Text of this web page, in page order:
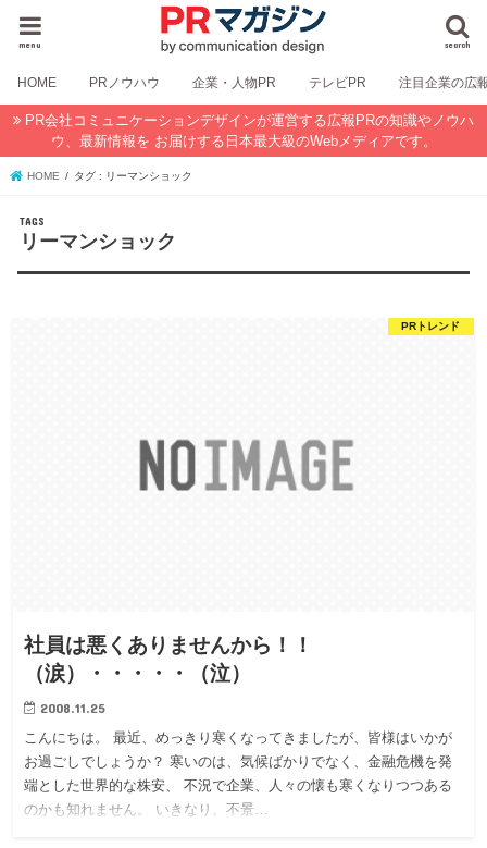
search
menu
HOME PRノウハウ 企業・人物PR テレビPR 注目企業の広
PR会社コミュニケーションデザインが運営する広報PRの知識やノウハ
ウ、最新情報を お届けする日本最大級のWebメディアです。
HOME タグ : リーマンショック
リーマンショック
PRトレンド
社員は悪くありませんから！！
（涙）・・・・・（泣）
2008.11.25
こんにちは。 最近、めっきり寒くなってきましたが、皆様はいかが
お過ごしでしょうか？ 寒いのは、気候ばかりでなく、金融危機を発
端とした世界的な株安、 不況で企業、人々の懐も寒くなりつつある
のかも知れません。 いきなり、不景…